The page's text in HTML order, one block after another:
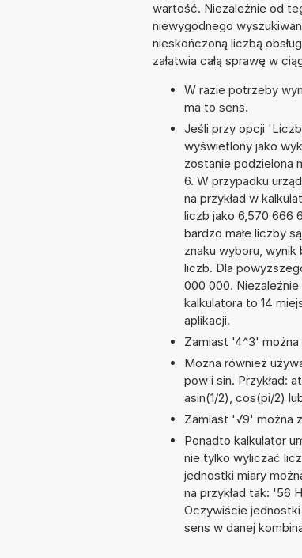
wartość. Niezależnie od
niewygodnego
nieskończoną liczbą
załatwia całą sprawę w
W razie potrzeby
ma to sens.
Jeśli przy opcji
wyświetlony jako
zostanie podzielona
6. W przypadku
na przykład w
liczb jako 6,570 666
bardzo małe liczby
znaku wyboru,
liczb. Dla
000 000.
kalkulatora to 14
aplikacji.
Zamiast '4^3'
Można również
pow i sin. Przykład:
asin(1/2), cos(pi/2)
Zamiast '√9' można
Ponadto kalkulator
nie tylko wyliczać
jednostki miary
na przykład tak: '56
Oczywiście
sens w danej